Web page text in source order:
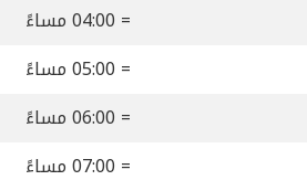
= 04:00 مساءً
= 05:00 مساءً
= 06:00 مساءً
= 07:00 مساءً